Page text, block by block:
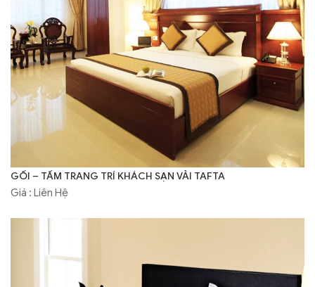
GỐI – TẤM TRANG TRÍ KHÁCH SẠN VẢI TAFTA
Giá : Liên Hệ